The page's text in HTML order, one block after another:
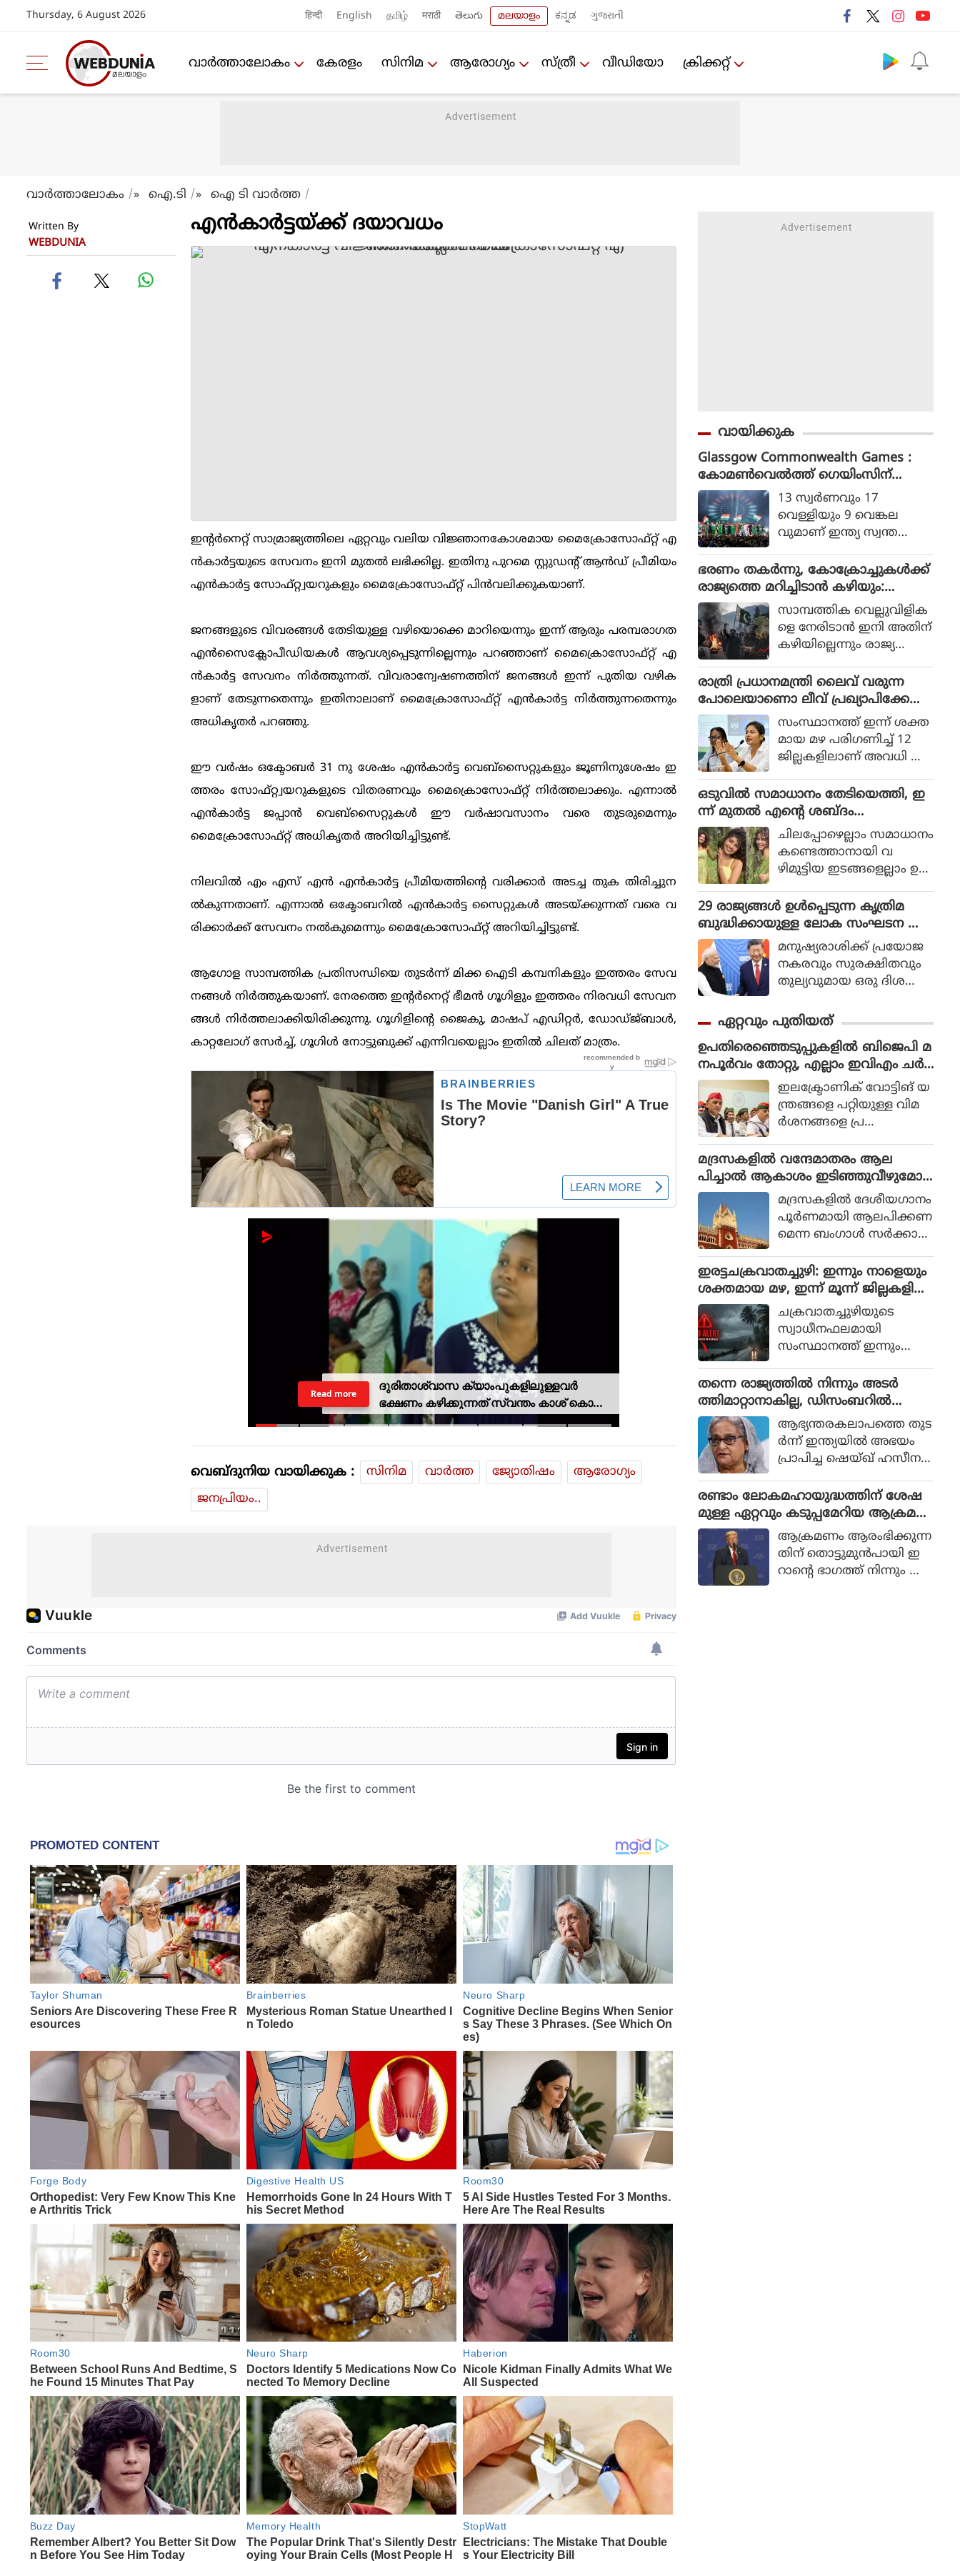
Thursday, 6 August 2026 हिन्दी English தமிழ் मराठी తెలుగు മലയാളം ಕನ್ನಡ ગુજરાતી
വാര്‍ത്താലോകം കേരളം സിനിമ ആരോഗ്യം സ്ത്രീ വീഡിയോ ക്രിക്കറ്റ്‌
വാര്‍ത്താലോകം » ഐ.ടി » ഐ ടി വാര്‍ത്ത
Written By
WEBDUNIA
എന്‍‌കാര്‍ട്ടയ്ക്ക് ദയാവധം
ഇന്‍റര്‍നെറ്റ് സാമ്രാജ്യത്തിലെ ഏറ്റവും വലിയ വിജ്ഞാനകോശമായ മൈക്രോസോഫ്റ്റ് എ
ന്‍‌കാര്‍ട്ടയുടെ സേവനം ഇനി മുതല്‍ ലഭിക്കില്ല. ഇതിനു പുറമെ സ്റ്റുഡന്‍റ് ആന്‍ഡ് പ്രീമിയം
എന്‍‌കാര്‍ട്ട സോഫ്റ്റ്വയറുകളും മൈക്രോസോഫ്റ്റ് പിന്‍‌വലിക്കുകയാണ്.
ജനങ്ങളുടെ വിവരങ്ങള്‍ തേടിയുള്ള വഴിയൊക്കെ മാറിയെന്നും ഇന്ന് ആരും പരമ്പരാഗത
എന്‍‌സൈക്ലോപീഡിയകള്‍ ആവശ്യപ്പെടുന്നില്ലെന്നും പറഞ്ഞാണ് മൈക്രൊസോഫ്റ്റ് എ
ന്‍‌കാര്‍ട്ട സേവനം നിര്‍ത്തുന്നത്. വിവരാന്വേഷണത്തിന് ജനങ്ങള്‍ ഇന്ന് പുതിയ വഴിക
ളാണ് തേടുന്നതെന്നും ഇതിനാലാണ് മൈക്രോസോഫ്റ്റ് എന്‍‌കാര്‍ട്ട നിര്‍ത്തുന്നതെന്നും
അധികൃതര്‍ പറഞ്ഞു.
ഈ വര്‍ഷം ഒക്ടോബര്‍ 31 നു ശേഷം എന്‍‌കാര്‍ട്ട വെബ്സൈറ്റുകളും ജൂണിനുശേഷം ഇ
ത്തരം സോഫ്റ്റ്വയറുകളുടെ വിതരണവും മൈക്രൊസോഫ്റ്റ് നിര്‍ത്തലാക്കും. എന്നാല്‍
എന്‍‌കാര്‍ട്ട ജപ്പാന്‍ വെബ്സൈറ്റുകള്‍ ഈ വര്‍ഷാവസാനം വരെ തുടരുമെന്നും
മൈക്രോസോഫ്റ്റ് അധികൃതര്‍ അറിയിച്ചിട്ടുണ്ട്.
നിലവില്‍ എം എസ് എന്‍ എന്‍‌കാര്‍ട്ട പ്രീമിയത്തിന്‍റെ വരിക്കാര്‍ അടച്ച തുക തിരിച്ചുന
ല്‍കുന്നതാണ്. എന്നാല്‍ ഒക്ടോബറില്‍ എന്‍‌കാര്‍ട്ട സൈറ്റുകള്‍ അടയ്ക്കുന്നത് വരെ വ
രിക്കാര്‍ക്ക് സേവനം നല്‍കുമെന്നും മൈക്രോസോഫ്റ്റ് അറിയിച്ചിട്ടുണ്ട്.
ആഗോള സാമ്പത്തിക പ്രതിസന്ധിയെ തുടര്‍ന്ന് മിക്ക ഐടി കമ്പനികളും ഇത്തരം സേവ
നങ്ങള്‍ നിര്‍ത്തുകയാണ്. നേരത്തെ ഇന്‍റര്‍നെറ്റ് ഭീമന്‍ ഗൂഗിളും ഇത്തരം നിരവധി സേവന
ങ്ങള്‍ നിര്‍ത്തലാക്കിയിരിക്കുന്നു. ഗൂഗിളിന്‍റെ ജൈകു, മാഷപ് എഡിറ്റര്‍, ഡോഡ്ജ്ബാള്‍,
കാറ്റലോഗ് സേര്‍ച്ച്, ഗൂഗിള്‍ നോട്ടുബുക്ക് എന്നിവയെല്ലാം ഇതില്‍ ചിലത് മാത്രം.
ദുരിതാശ്വാസ ക്യാംപുകളിലുള്ളവർ
ഭക്ഷണം കഴിക്കുന്നത് സ്വന്തം കാശ് കൊണ്ട്
വാങ്ങി; ദുരിതക്കയം
Read more
വെബ്ദുനിയ വായിക്കുക : സിനിമ വാര്‍ത്ത ജ്യോതിഷം
ആരോഗ്യം
ജനപ്രിയം..
വായിക്കുക
Glassgow Commonwealth Games :
കോമൺവെൽത്ത് ഗെയിംസിന്
ഗ്ലാസ്ഗോയിൽ കൊടിയിറങ്ങി, മെഡ
ൽ നേട്ടത്തിൽ ഇന്ത്യ നാലാമത്
13 സ്വര്‍ണവും 17
വെള്ളിയും 9 വെങ്കല
വുമാണ് ഇന്ത്യ സ്വന്ത
ഭരണം തകര്‍ന്നു, കോക്രോച്ചുകള്‍ക്ക്
രാജ്യത്തെ മറിച്ചിടാന്‍ കഴിയും:
പാകിസ്ഥാന്‍ ആഭ്യന്തര മന്ത്രി
മൊഹ്സിന്‍ നഖ്വി
സാമ്പത്തിക വെല്ലുവിളിക
ളെ നേരിടാന്‍ ഇനി അതിന്
കഴിയില്ലെന്നും രാജ്യത്തെ
മൊഹ്സിന്‍ നഖ്വി
വ്യാഴാഴ്ച പറഞ്ഞു. കര
സേനാ മേധാവി ഫീല്‍ഡ്
മാര്‍ഷല്‍ സയ്യിദ് അസിം
മുനീറിന്റെ അടുത്ത
യാളായി അറിയപ്പെടുന്ന ന
ഖ്വി പാകിസ്ഥാന്റെ
കോക്രോച്ചുകള്‍ ഒ
ന്നിച്ചാല്‍ രാജ്യത്തെ മ
റിച്ചിടാന്‍ കഴിയുമെന്ന് പറ
ഞ്ഞു.
രാത്രി പ്രധാനമന്ത്രി ലൈവ് വരുന്ന
പോലെയാണൊ ലീവ് പ്രഖ്യാപിക്കേണ്ട
ത്, എറണാകുളം ജില്ലാ കളക്ടർ
ക്കെതിരെ വിമർശനം
സംസ്ഥാനത്ത് ഇന്ന് ശക്ത
മായ മഴ പരിഗണിച്ച് 12
ജില്ലകളിലാണ് അവധി പ്ര
ഒടുവില്‍ സമാധാനം തേടിയെത്തി, ഇ
ന്ന് മുതല്‍ എന്റെ ശബ്ദം
തിരെഞ്ഞെടുക്കുന്നു, പോസ്റ്റുമായി
അനുപമ പരമേശ്വരന്‍, ഒരു ബ്രെയ്ക്ക
പ്പ് മണക്കുന്നുവെന്ന് സോഷ്യല്‍
മീഡിയ
ചിലപ്പോഴെല്ലാം സമാധാനം
കണ്ടെത്താനായി വ
ഴിമുട്ടിയ ഇടങ്ങളെല്ലാം ഉ
രും.
29 രാജ്യങ്ങള്‍ ഉള്‍പ്പെടുന്ന കൃത്രിമ
ബുദ്ധിക്കായുള്ള ലോക സംഘടന ആ
രംഭിച്ച് ചൈന; ഇന്ത്യ ഇല്ലമനുഷ്യരാശിക്ക് പ്രയോജ
നകരവും സുരക്ഷിതവും
തുല്യവുമായ ഒരു ദിശ
വികസിക്കുന്നുവെന്ന് ഉറ
പ്പാക്കുക എന്ന പ്രഖ്യാപിത
ലക്ഷ്യത്തോടെയാണ് ഇ
തിന്റെ ആരംഭം. ചടങ്ങില്‍
യുഎന്‍ സെക്രട്ടറി ജനറല്‍
അന്റോണിയോ ഗുട്ടെറസ്
പങ്കെടുത്തു.
ഏറ്റവും പുതിയത്
ഉപതിരെഞ്ഞെടുപ്പുകളിൽ ബിജെപി മ
നപൂർവം തോറ്റു, എല്ലാം ഇവിഎം ചർ
ച്ചകളിൽ നിന്നും ശ്രദ്ധ തിരിക്കാൻ :
അഖിലേഷ് യാദവ്
ഇലക്ട്രോണിക് വോട്ടിങ് യ
ന്ത്രങ്ങളെ പറ്റിയുള്ള വിമ
ര്‍ശനങ്ങളെ പ്ര
നങ്ങളെ തെറ്റിദ്ധ
രിപ്പിക്കാനുമാണ്
ബിജെപിയുടെ ശ്രമമെന്നും
അഖിലേഷ് യാദവ് ആ
രോപിച്ചു. ബിഹാറിലെ ബ
ങ്കിപൂര്‍, മധ്യപ്രദേശിലെ ദ
തിയ നിയമസഭാ ഉപ
തിരെഞ്ഞെടുപ്പുകളിലെ
ബിജെപി പരാജയങ്ങളെ
പറ്റിയാണ് അഖിലേഷ്
യാദവിന്റെ പരാമര്‍ശം.
മദ്രസകളിൽ വന്ദേമാതരം ആല
പിച്ചാൽ ആകാശം ഇടിഞ്ഞുവീഴുമോ?:
കൊൽക്കത്ത ഹൈക്കോടതി
മദ്രസകളില്‍ ദേശീയഗാനം
പൂര്‍ണമായി ആലപിക്കണ
മെന്ന ബംഗാള്‍ സര്‍ക്കാര്‍
ചെയ്തുകൊണ്ടുള്ള
പൊതുതാല്പര്യ ഹര്‍ജി പ
രിഗണിക്കവെയാണ് കോട
തിയുടെ വാക്കാലുള്ള
നിരീക്ഷണം.
ഇരട്ടചക്രവാതച്ചുഴി: ഇന്നും നാളെയും
ശക്തമായ മഴ, ഇന്ന് മൂന്ന് ജില്ലകളിൽ
റെഡ് അലർട്ട്ചക്രവാതച്ചുഴിയുടെ
സ്വാധീനഫലമായി
സംസ്ഥാനത്ത് ഇന്നും
ളില്‍ അതിതീവ്രവും ശക്ത
വുമായ മഴയ്ക്ക് സാധ്യത.
കുപ്പിന്റെ അറിയിപ്പ് പ്ര
കാരം ഇന്ന് പത്തനംതിട്ട,
കോട്ടയം, ഇടുക്കി ജില്ലക
ളില്‍ റെഡ് അലര്‍ട്ടാണ്.
തന്നെ രാജ്യത്തിൽ നിന്നും അടർ
ത്തിമാറ്റാനാകില്ല, ഡിസംബറിൽ
തിരിച്ചുപോകുമെന്ന് ഷെയ്ഖ് ഹസീന
ആഭ്യന്തരകലാപത്തെ തുട
ര്‍ന്ന് ഇന്ത്യയില്‍ അഭയം
പ്രാപിച്ച ഷെയ്ഖ് ഹസീന
ത്തിയ വാര്‍ത്താസമ്മേളന
ത്തിലാണ് ഇക്കാര്യം വ്യ
രണ്ടാം ലോകമഹായുദ്ധത്തിന് ശേഷ
മുള്ള ഏറ്റവും കടുപ്പമേറിയ ആക്രമ
ണം ഞങ്ങൾ പദ്ധതിയിട്ടു, പക്ഷേ
വേണ്ടെന്ന് വെച്ചു : ഡൊണാൾഡ് ട്രംപ്
ആക്രമണം ആരംഭിക്കുന്ന
തിന് തൊട്ടുമുന്‍പായി ഇ
റാന്റെ ഭാഗത്ത് നിന്നും അ